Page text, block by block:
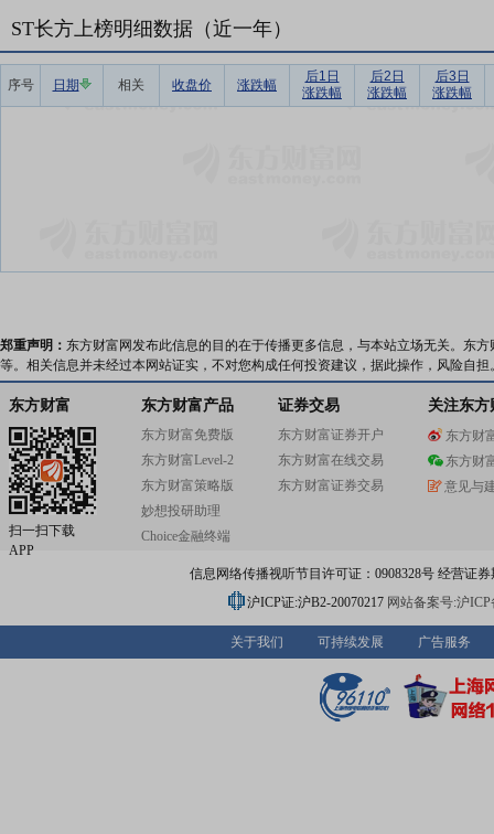
ST长方上榜明细数据（近一年）
序号 日期 相关 收盘价 涨跌幅
后1日
涨跌幅
后2日
涨跌幅
后3日
涨跌幅
郑重声明： 东方财富网发布此信息的目的在于传播更多信息，与本站立场无关。东
等。相关信息并未经过本网站证实，不对您构成任何投资建议，据此操作，风险自担